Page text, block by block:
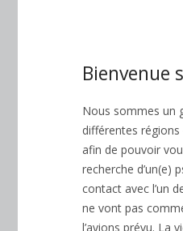
Bienvenue
Nous sommes un
différentes
afin de pouvoir
recherche d’un(e)
contact avec l’un
ne vont pas
l’avions prévu. La